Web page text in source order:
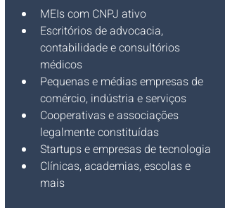
MEIs com CNPJ ativo
Escritórios de advocacia,
contabilidade e consultórios
médicos
Pequenas e médias empresas de
comércio, indústria e serviços
Cooperativas e associações
legalmente constituídas
Startups e empresas de tecnologia
Clínicas, academias, escolas e
mais